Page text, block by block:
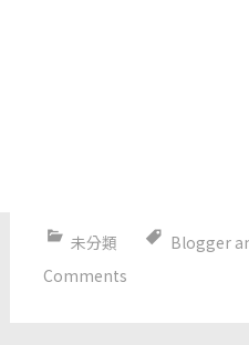
未分類 Blogger
Comments